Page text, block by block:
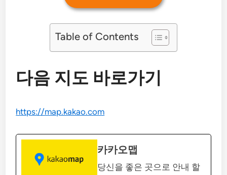
Table of Contents
다음 지도 바로가기
https://map.kakao.com
카카오맵
당신을 좋은 곳으로 안내 할